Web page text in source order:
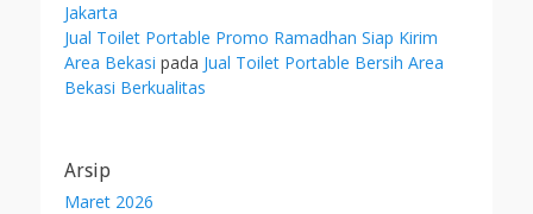
Jakarta
Jual Toilet Portable Promo Ramadhan Siap Kirim
Area Bekasi pada Jual Toilet Portable Bersih Area
Bekasi Berkualitas
Arsip
Maret 2026